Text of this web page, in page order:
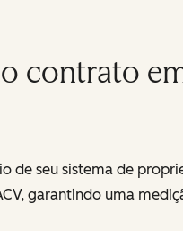
contrato
de seu sistema de
garantindo uma